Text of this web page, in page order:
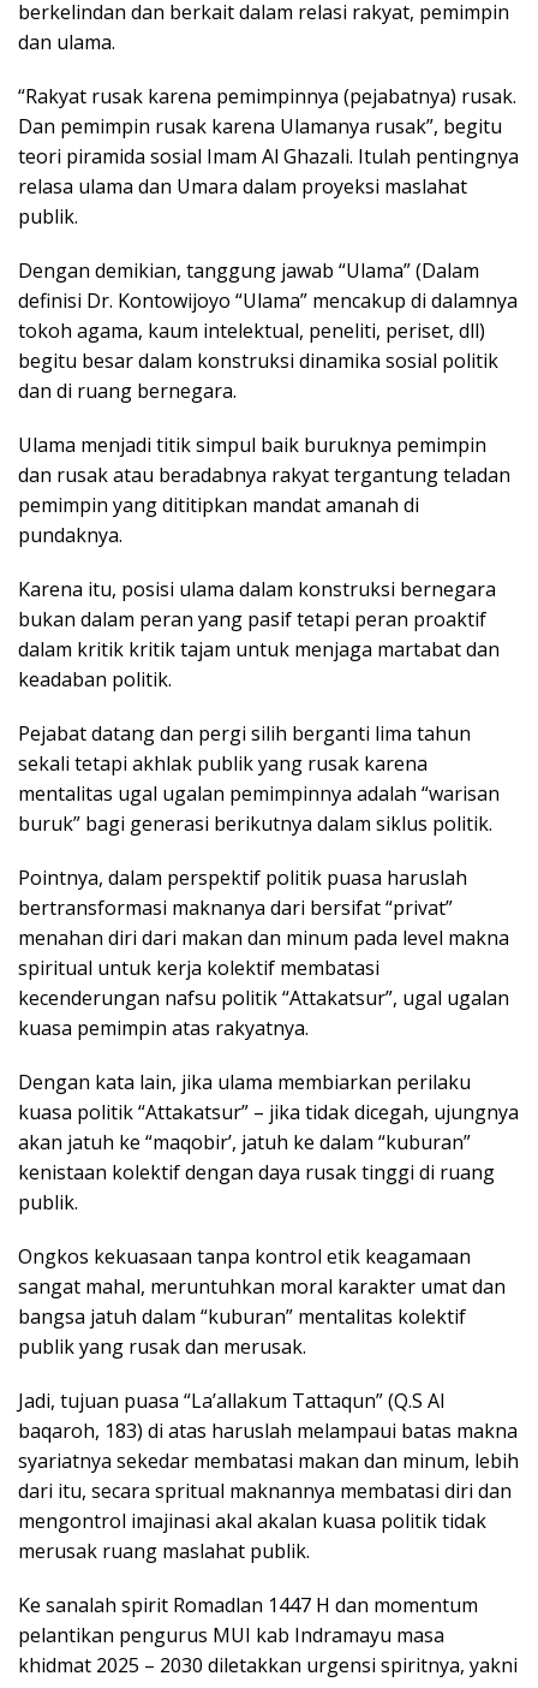
berkelindan dan berkait dalam relasi rakyat, pemimpin
dan ulama.
“Rakyat rusak karena pemimpinnya (pejabatnya) rusak.
Dan pemimpin rusak karena Ulamanya rusak”, begitu
teori piramida sosial Imam Al Ghazali. Itulah pentingnya
relasa ulama dan Umara dalam proyeksi maslahat
publik.
Dengan demikian, tanggung jawab “Ulama” (Dalam
definisi Dr. Kontowijoyo “Ulama” mencakup di dalamnya
tokoh agama, kaum intelektual, peneliti, periset, dll)
begitu besar dalam konstruksi dinamika sosial politik
dan di ruang bernegara.
Ulama menjadi titik simpul baik buruknya pemimpin
dan rusak atau beradabnya rakyat tergantung teladan
pemimpin yang dititipkan mandat amanah di
pundaknya.
Karena itu, posisi ulama dalam konstruksi bernegara
bukan dalam peran yang pasif tetapi peran proaktif
dalam kritik kritik tajam untuk menjaga martabat dan
keadaban politik.
Pejabat datang dan pergi silih berganti lima tahun
sekali tetapi akhlak publik yang rusak karena
mentalitas ugal ugalan pemimpinnya adalah “warisan
buruk” bagi generasi berikutnya dalam siklus politik.
Pointnya, dalam perspektif politik puasa haruslah
bertransformasi maknanya dari bersifat “privat”
menahan diri dari makan dan minum pada level makna
spiritual untuk kerja kolektif membatasi
kecenderungan nafsu politik “Attakatsur”, ugal ugalan
kuasa pemimpin atas rakyatnya.
Dengan kata lain, jika ulama membiarkan perilaku
kuasa politik “Attakatsur” – jika tidak dicegah, ujungnya
akan jatuh ke “maqobir’, jatuh ke dalam “kuburan”
kenistaan kolektif dengan daya rusak tinggi di ruang
publik.
Ongkos kekuasaan tanpa kontrol etik keagamaan
sangat mahal, meruntuhkan moral karakter umat dan
bangsa jatuh dalam “kuburan” mentalitas kolektif
publik yang rusak dan merusak.
Jadi, tujuan puasa “La’allakum Tattaqun” (Q.S Al
baqaroh, 183) di atas haruslah melampaui batas makna
syariatnya sekedar membatasi makan dan minum, lebih
dari itu, secara spritual maknannya membatasi diri dan
mengontrol imajinasi akal akalan kuasa politik tidak
merusak ruang maslahat publik.
Ke sanalah spirit Romadlan 1447 H dan momentum
pelantikan pengurus MUI kab Indramayu masa
khidmat 2025 – 2030 diletakkan urgensi spiritnya, yakni